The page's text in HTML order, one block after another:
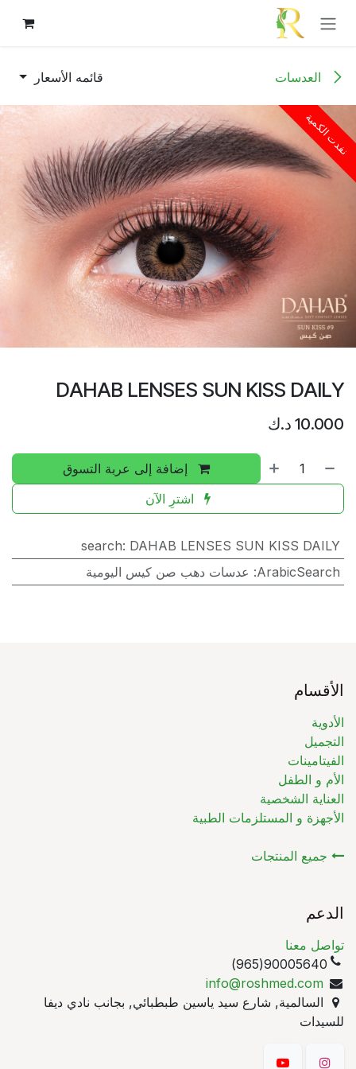
تخطي للذهاب إلى المحتوى
العدسات قائمه الأسعار
نفدت الكمية
DAHAB LENSES SUN KISS DAILY
10.000 د.ك
إضافة إلى عربة التسوق
اشترِ الآن
search: DAHAB LENSES SUN KISS DAILY
ArabicSearch
: عدسات دهب صن كيس اليومية
الأقسام
الأدوية
التجميل
الفيتامينات
الأم و الطفل
العناية الشخصية
الأجهزة و المستلزمات الطبية
جميع المنتجات
الدعم
تواصل معنا
90005640(965)
info@roshmed.com
السالمية, شارع سيد ياسين طبطبائي, بجانب نادي ديفا
للسيدات